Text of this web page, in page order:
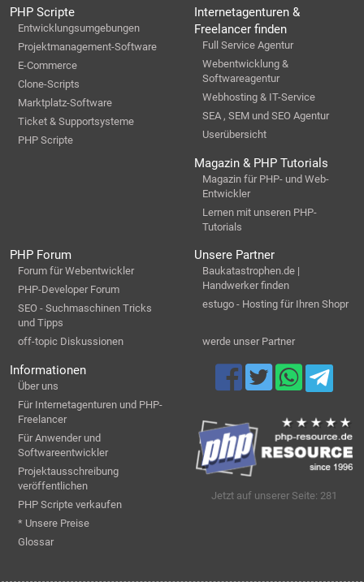
PHP Scripte
Entwicklungsumgebungen
Projektmanagement-Software
E-Commerce
Clone-Scripts
Marktplatz-Software
Ticket & Supportsysteme
PHP Scripte
Internetagenturen &
Freelancer finden
Full Service Agentur
Webentwicklung &
Softwareagentur
Webhosting & IT-Service
SEA , SEM und SEO Agentur
Userübersicht
Magazin & PHP Tutorials
Magazin für PHP- und Web-
Entwickler
Lernen mit unseren PHP-
Tutorials
PHP Forum
Forum für Webentwickler
PHP-Developer Forum
SEO - Suchmaschinen Tricks
und Tipps
off-topic Diskussionen
Unsere Partner
Baukatastrophen.de |
Handwerker finden
estugo - Hosting für Ihren Shopr
werde unser Partner
Informationen
Über uns
Für Internetagenturen und PHP-
Freelancer
Für Anwender und
Softwareentwickler
Projektausschreibung
veröffentlichen
PHP Scripte verkaufen
* Unsere Preise
Glossar
Jetzt auf unserer Seite: 281